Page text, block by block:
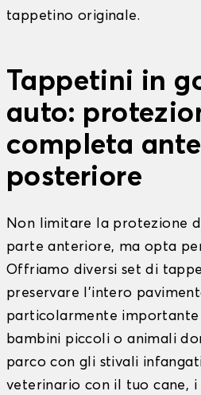
tappetino originale.
Tappetini in
auto:
completa
posteriore
Non limitare la protezione
parte anteriore, ma opta
Offriamo diversi set di
preservare l'intero
particolarmente importante
bambini piccoli o animali
parco con gli stivali
veterinario con il tuo cane,